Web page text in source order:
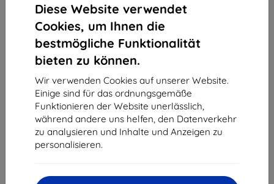
Diese Website verwendet
Cookies, um Ihnen die
bestmögliche Funktionalität
bieten zu können.
Wir verwenden Cookies auf unserer Website.
Einige sind für das ordnungsgemäße
Funktionieren der Website unerlässlich,
während andere uns helfen, den Datenverkehr
zu analysieren und Inhalte und Anzeigen zu
personalisieren.
3mk ARC+ Schutzfolie für Cubot KingKong Power 3
Geeignet für: Cubot KingKong Power 3
11,90 €
8,91 €